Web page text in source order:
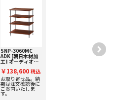
SNP-3060MC
ADK [朝日木材加
工] オーディオラ
Premium
Series】
￥138,600 税込
お取り寄せ品。納
期は注文確認後に
ご案内いたしま
す。